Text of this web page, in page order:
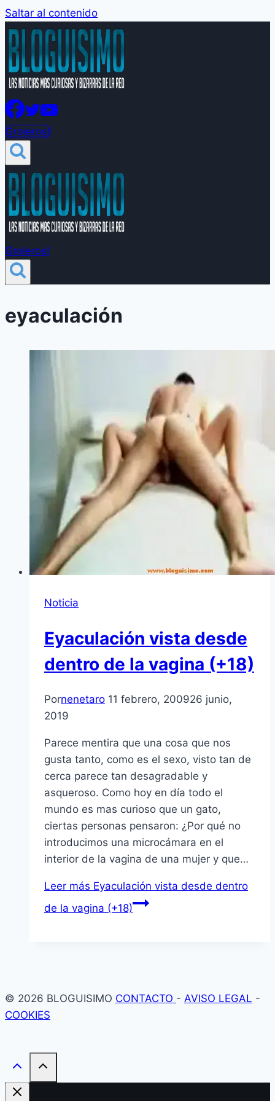
Saltar al contenido
Groleros!
Groleros!
eyaculación
Noticia
Eyaculación vista desde
dentro de la vagina (+18)
Pornenetaro 11 febrero, 200926 junio,
2019
Parece mentira que una cosa que nos
gusta tanto, como es el sexo, visto tan de
cerca parece tan desagradable y
asqueroso. Como hoy en día todo el
mundo es mas curioso que un gato,
ciertas personas pensaron: ¿Por qué no
introducimos una microcámara en el
interior de la vagina de una mujer y que…
Leer más Eyaculación vista desde dentro
de la vagina (+18)
© 2026 BLOGUISIMO CONTACTO - AVISO LEGAL -
COOKIES